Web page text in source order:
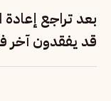
بعد تراجع إعادة
قد يفقدون آخر